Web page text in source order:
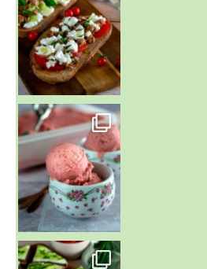
~ NICE CREAM À LA FRAISE ~
Presque un mois que